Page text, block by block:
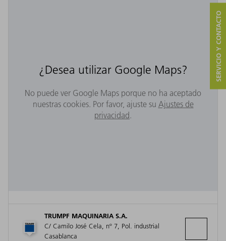
¿Desea utilizar Google Maps?
No puede ver Google Maps porque no ha aceptado
nuestras cookies. Por favor, ajuste su Ajustes de
privacidad.
TRUMPF MAQUINARIA S.A.
C/ Camilo José Cela, nº 7, Pol. industrial
Casablanca
SERVICIO Y CONTACTO